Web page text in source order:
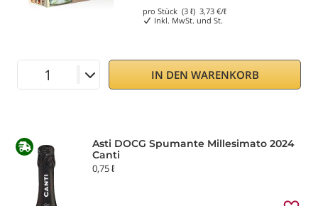
pro Stück (3 ℓ) 3,73€/ℓ
Inkl. MwSt. und St.
IN DEN WARENKORB
Asti DOCG Spumante Millesimato 2024
Canti
0,75 ℓ